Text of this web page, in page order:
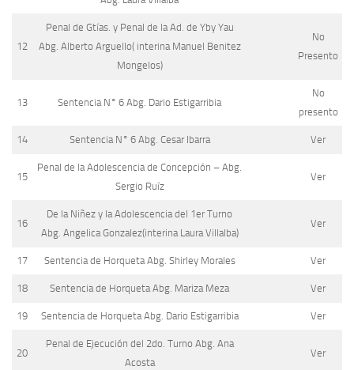
12
Penal de Gtías. y Penal de la Ad. de Yby Yau
Abg. Alberto Arguello( interina Manuel Benitez
Mongelos)
No
Presento
13 Sentencia N° 6 Abg. Dario Estigarribia
No
presento
14 Sentencia N° 6 Abg. Cesar Ibarra Ver
15
Penal de la Adolescencia de Concepción – Abg.
Sergio Ruíz
Ver
16
De la Niñez y la Adolescencia del 1er Turno
Abg. Angelica Gonzalez(interina Laura Villalba)
Ver
17 Sentencia de Horqueta Abg. Shirley Morales Ver
18 Sentencia de Horqueta Abg. Mariza Meza Ver
19 Sentencia de Horqueta Abg. Dario Estigarribia Ver
20
Penal de Ejecución del 2do. Turno Abg. Ana
Acosta
Ver